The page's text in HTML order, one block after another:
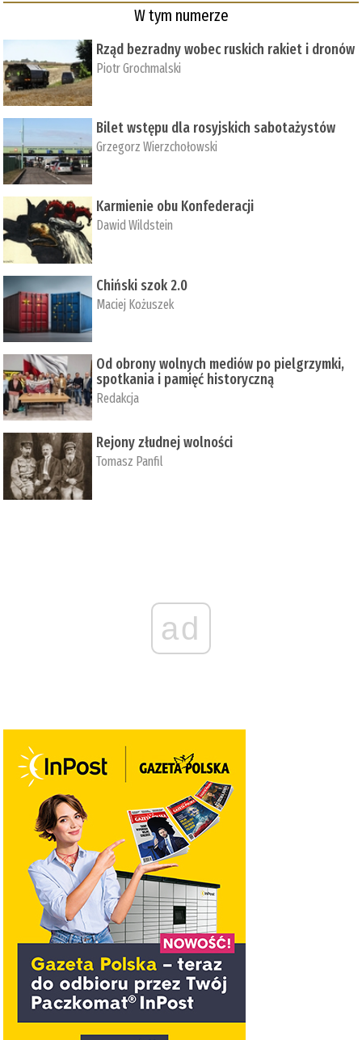
W tym numerze
Rząd bezradny wobec ruskich rakiet i dronów
Piotr Grochmalski
Bilet wstępu dla rosyjskich sabotażystów
Grzegorz Wierzchołowski
Karmienie obu Konfederacji
Dawid Wildstein
Chiński szok 2.0
Maciej Kożuszek
Od obrony wolnych mediów po pielgrzymki,
spotkania i pamięć historyczną
Redakcja
Rejony złudnej wolności
Tomasz Panfil
ad